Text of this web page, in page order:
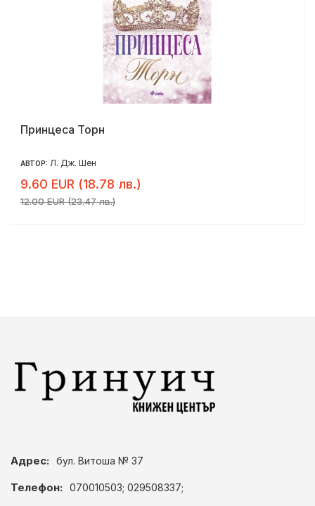
Принцеса Торн
АВТОР: Л. Дж. Шен
9.60 EUR (18.78 лв.)
12.00 EUR (23.47 лв.)
Адрес: бул. Витоша № 37
Телефон: 070010503; 029508337;